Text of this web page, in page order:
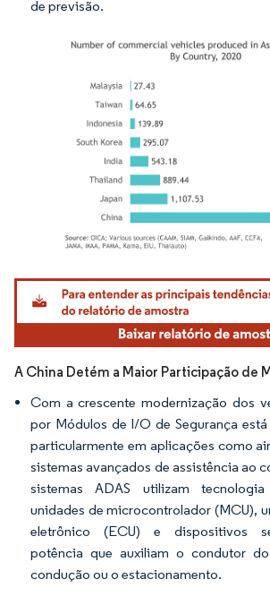
de previsão.
Imagem © Mordor Intelligence. O reuso requer
A China Detém a Maior Participação de
Com a crescente modernização dos
por Módulos de I/O de Segurança
particularmente em aplicações como
sistemas avançados de assistência ao
sistemas ADAS utilizam
unidades de microcontrolador (MCU),
eletrônico (ECU) e dispositivos
potência que auxiliam o condutor
condução ou o estacionamento.